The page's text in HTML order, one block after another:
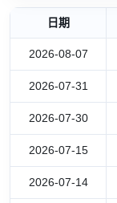
日期
2026-08-07
2026-07-31
2026-07-30
2026-07-15
2026-07-14